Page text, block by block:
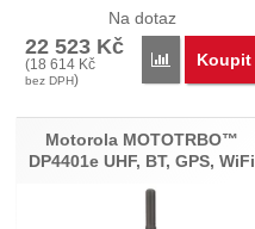
Na dotaz
22 523 Kč
(18 614 Kč
bez DPH)
Porovnat
Koupit
Motorola MOTOTRBO™
DP4401e UHF, BT, GPS, WiFi